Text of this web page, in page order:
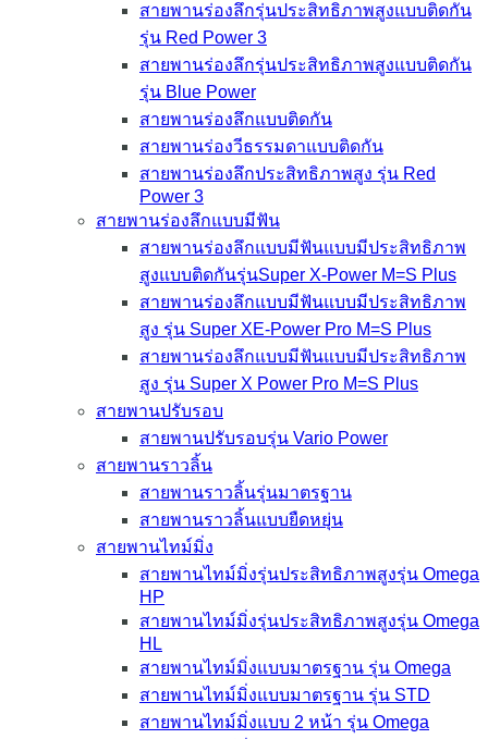
สายพานร่องลึกรุ่นประสิทธิภาพสูงแบบติดกัน
รุ่น Red Power 3
สายพานร่องลึกรุ่นประสิทธิภาพสูงแบบติดกัน
รุ่น Blue Power
สายพานร่องลึกแบบติดกัน
สายพานร่องวีธรรมดาแบบติดกัน
สายพานร่องลึกประสิทธิภาพสูง รุ่น Red
Power 3
สายพานร่องลึกแบบมีฟัน
สายพานร่องลึกแบบมีฟันแบบมีประสิทธิภาพ
สูงแบบติดกันรุ่นSuper X-Power M=S Plus
สายพานร่องลึกแบบมีฟันแบบมีประสิทธิภาพ
สูง รุ่น Super XE-Power Pro M=S Plus
สายพานร่องลึกแบบมีฟันแบบมีประสิทธิภาพ
สูง รุ่น Super X Power Pro M=S Plus
สายพานปรับรอบ
สายพานปรับรอบรุ่น Vario Power
สายพานราวลิ้น
สายพานราวลิ้นรุ่นมาตรฐาน
สายพานราวลิ้นแบบยืดหยุ่น
สายพานไทม์มิ่ง
สายพานไทม์มิ่งรุ่นประสิทธิภาพสูงรุ่น Omega
HP
สายพานไทม์มิ่งรุ่นประสิทธิภาพสูงรุ่น Omega
HL
สายพานไทม์มิ่งแบบมาตรฐาน รุ่น Omega
สายพานไทม์มิ่งแบบมาตรฐาน รุ่น STD
สายพานไทม์มิ่งแบบ 2 หน้า รุ่น Omega